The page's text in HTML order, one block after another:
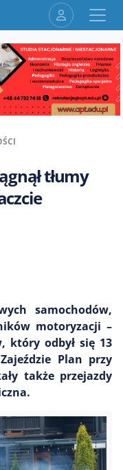
tłumy
samochodów,
motoryzacji –
który odbył się 13
Plan przy
także przejazdy